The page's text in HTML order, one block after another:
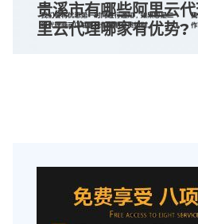
贵溪市有哪些阿里云
里云代理哪家有优势?